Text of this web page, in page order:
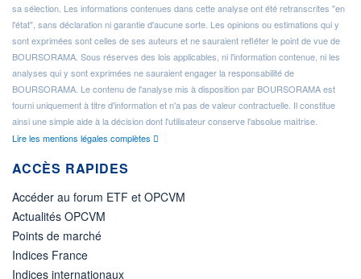
sa sélection. Les informations contenues dans cette analyse ont été retranscrites "en
l'état", sans déclaration ni garantie d'aucune sorte. Les opinions ou estimations qui y
sont exprimées sont celles de ses auteurs et ne sauraient refléter le point de vue de
BOURSORAMA. Sous réserves des lois applicables, ni l'information contenue, ni les
analyses qui y sont exprimées ne sauraient engager la responsabilité de
BOURSORAMA. Le contenu de l'analyse mis à disposition par BOURSORAMA est
fourni uniquement à titre d'information et n'a pas de valeur contractuelle. Il constitue
ainsi une simple aide à la décision dont l'utilisateur conserve l'absolue maîtrise.
Lire les mentions légales complètes
ACCÈS RAPIDES
Accéder au forum ETF et OPCVM
Actualités OPCVM
Points de marché
Indices France
Indices internationaux